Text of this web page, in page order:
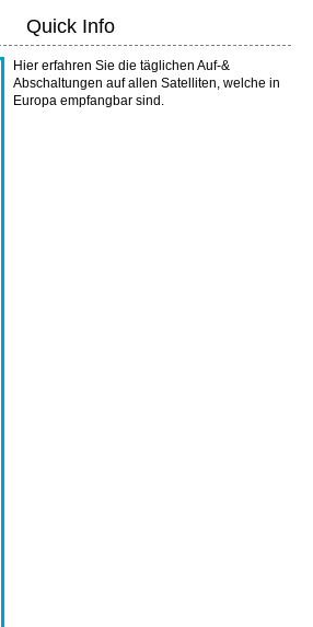
Quick Info
Hier erfahren Sie die täglichen Auf-&
Abschaltungen auf allen Satelliten, welche in
Europa empfangbar sind.